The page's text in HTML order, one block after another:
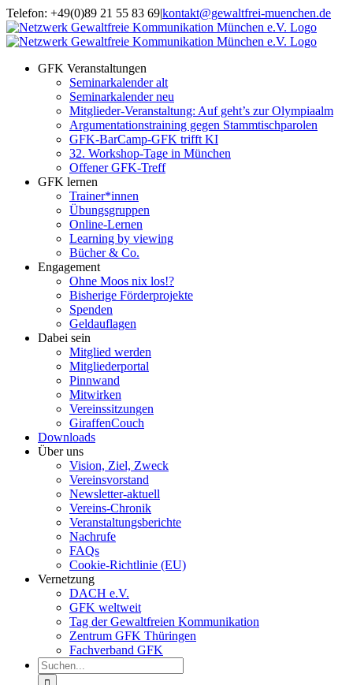
Zum
Inhalt
springen
Telefon: +49(0)89 21 55 83 69|kontakt@gewaltfrei-muenchen.de
Einloggen
Seminarkalender
Infos
zum
GFK Veranstaltungen
Seminarkalender alt
Seminarkalender neu
Mitglieder-Veranstaltung: Auf geht’s zur Olympiaalm
Argumentationstraining gegen Stammtischparolen
GFK-BarCamp-GFK trifft KI
32. Workshop-Tage in München
Offener GFK-Treff
GFK lernen
Trainer*innen
Übungsgruppen
Online-Lernen
Learning by viewing
Bücher & Co.
Engagement
Ohne Moos nix los!?
Bisherige Förderprojekte
Spenden
Geldauflagen
Dabei sein
Mitglied werden
Mitgliederportal
Pinnwand
Mitwirken
Vereinssitzungen
GiraffenCouch
Downloads
Über uns
Vision, Ziel, Zweck
Vereinsvorstand
Newsletter-aktuell
Vereins-Chronik
Veranstaltungsberichte
Nachrufe
FAQs
Cookie-Richtlinie (EU)
Vernetzung
DACH e.V.
GFK weltweit
Tag der Gewaltfreien Kommunikation
Zentrum GFK Thüringen
Fachverband GFK
Suche
nach: